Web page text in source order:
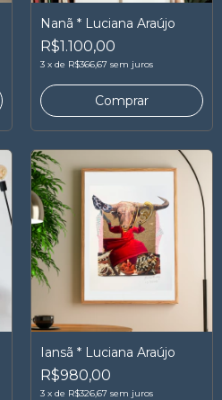
Nanã * Luciana Araújo
R$1.100,00
3 x de R$366,67 sem juros
Iansã * Luciana Araújo
R$980,00
3 x de R$326,67 sem juros